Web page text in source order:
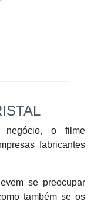
negócio, o filme
fabricantes
se preocupar
também se os